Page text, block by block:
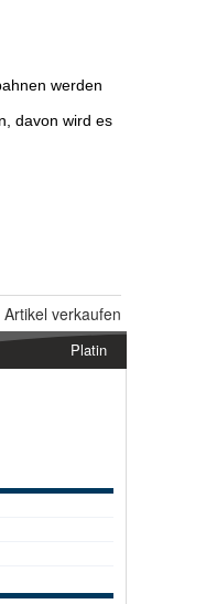
Artikel verkaufen
Platin